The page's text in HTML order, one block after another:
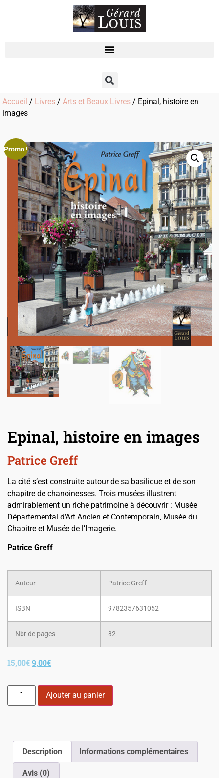
Accueil / Livres / Arts et Beaux Livres / Epinal, histoire en
images
Promo !
Epinal, histoire en images
Patrice Greff
La cité s’est construite autour de sa basilique et de son
chapitre de chanoinesses. Trois musées illustrent
admirablement un riche patrimoine à découvrir : Musée
Départemental d’Art Ancien et Contemporain, Musée du
Chapitre et Musée de l’Imagerie.
Patrice Greff
Auteur Patrice Greff
ISBN 9782357631052
Nbr de pages 82
15,00€9,00€
Ajouter au panier
Description Informations complémentaires
Avis (0)